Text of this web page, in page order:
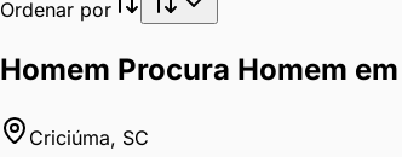
Ordenar por
Homem Procura Homem
Criciúma, SC